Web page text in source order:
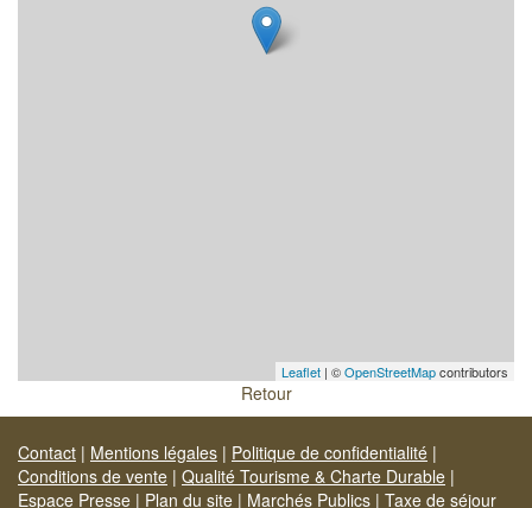
Leaflet | ©OpenStreetMapcontributors
Retour
Contact | Mentions légales | Politique de confidentialité |
Conditions de vente | Qualité Tourisme & Charte Durable |
Espace Presse | Plan du site | Marchés Publics | Taxe de séjour